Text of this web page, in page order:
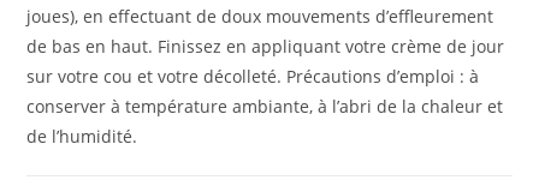
joues), en effectuant de doux mouvements d’effleurement
de bas en haut. Finissez en appliquant votre crème de jour
sur votre cou et votre décolleté. Précautions d’emploi : à
conserver à température ambiante, à l’abri de la chaleur et
de l’humidité.